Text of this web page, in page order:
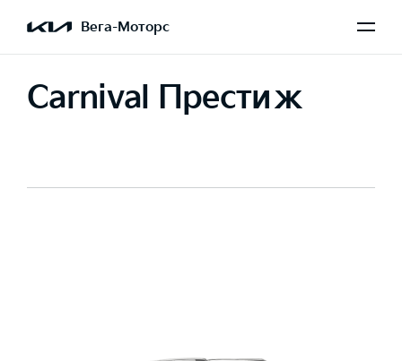
Вега-Моторс
Carnival Престиж